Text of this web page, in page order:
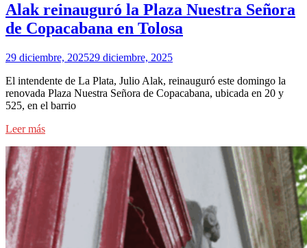
Alak reinauguró la Plaza Nuestra Señora
de Copacabana en Tolosa
29 diciembre, 202529 diciembre, 2025
El intendente de La Plata, Julio Alak, reinauguró este domingo la
renovada Plaza Nuestra Señora de Copacabana, ubicada en 20 y
525, en el barrio
Leer más